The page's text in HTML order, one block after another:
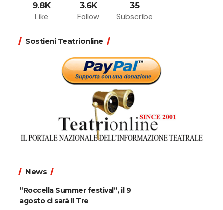
9.8K
Like
3.6K
Follow
35
Subscribe
Sostieni Teatrionline
News
“Roccella Summer festival”, il 9
agosto ci sarà Il Tre